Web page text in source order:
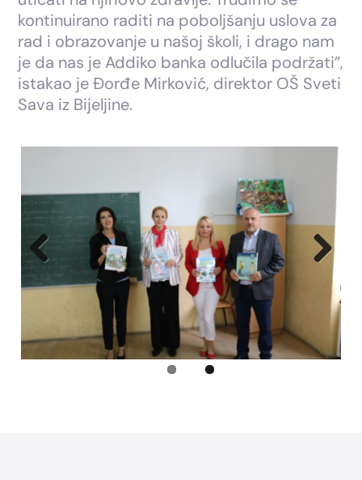
kontinuirano raditi na poboljšanju uslova za
rad i obrazovanje u našoj školi, i drago nam
je da nas je Addiko banka odlučila podržati”,
istakao je Đorđe Mirković, direktor OŠ Sveti
Sava iz Bijeljine.
Previous Next